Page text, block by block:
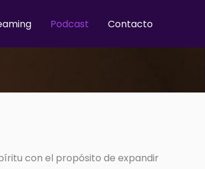
Podcast Contacto
con el propósito de expandir